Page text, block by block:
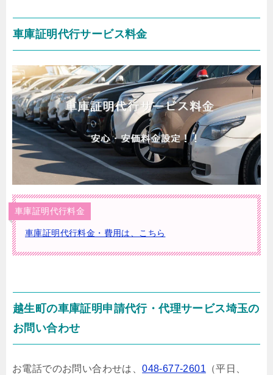
車庫証明代行サービス料金
車庫証明代行料金
車庫証明代行料金・費用は、こちら
越生町の車庫証明申請代行・代理サービス埼玉の
お問い合わせ
お電話でのお問い合わせは、048-677-2601 （平日、